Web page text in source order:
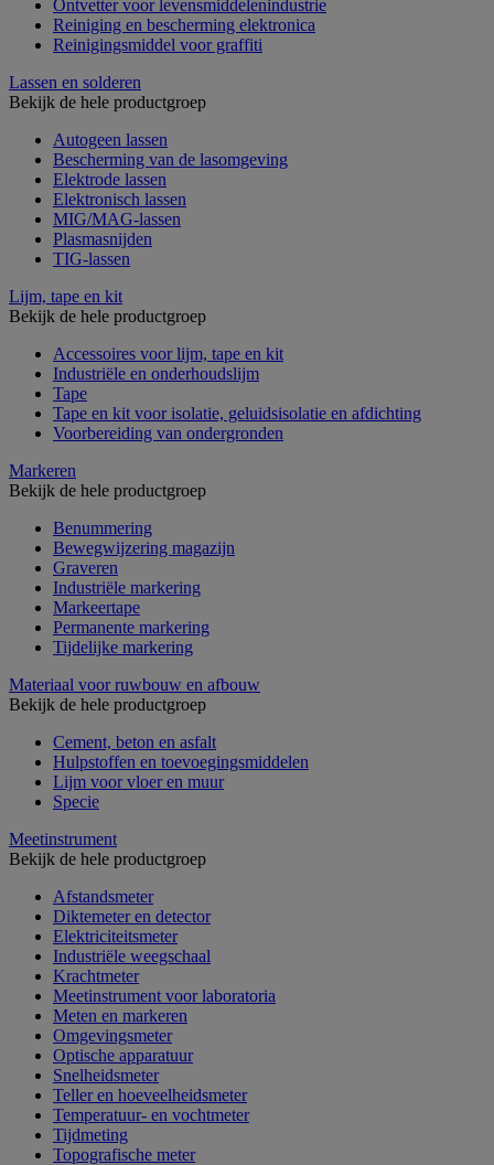
Ontvetter voor levensmiddelenindustrie
Reiniging en bescherming elektronica
Reinigingsmiddel voor graffiti
Lassen en solderen
Bekijk de hele productgroep
Autogeen lassen
Bescherming van de lasomgeving
Elektrode lassen
Elektronisch lassen
MIG/MAG-lassen
Plasmasnijden
TIG-lassen
Lijm, tape en kit
Bekijk de hele productgroep
Accessoires voor lijm, tape en kit
Industriële en onderhoudslijm
Tape
Tape en kit voor isolatie, geluidsisolatie en afdichting
Voorbereiding van ondergronden
Markeren
Bekijk de hele productgroep
Benummering
Bewegwijzering magazijn
Graveren
Industriële markering
Markeertape
Permanente markering
Tijdelijke markering
Materiaal voor ruwbouw en afbouw
Bekijk de hele productgroep
Cement, beton en asfalt
Hulpstoffen en toevoegingsmiddelen
Lijm voor vloer en muur
Specie
Meetinstrument
Bekijk de hele productgroep
Afstandsmeter
Diktemeter en detector
Elektriciteitsmeter
Industriële weegschaal
Krachtmeter
Meetinstrument voor laboratoria
Meten en markeren
Omgevingsmeter
Optische apparatuur
Snelheidsmeter
Teller en hoeveelheidsmeter
Temperatuur- en vochtmeter
Tijdmeting
Topografische meter